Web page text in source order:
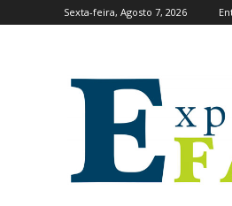
Sexta-feira, Agosto 7, 2026